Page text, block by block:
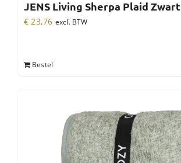
JENS Living Sherpa Plaid Zwart
€ 23,76 excl. BTW
Bestel